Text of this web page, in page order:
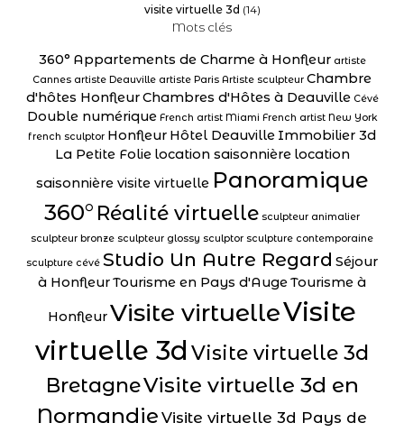
visite virtuelle 3d (14)
Mots clés
360° Appartements de Charme à Honfleur artiste
Cannes artiste Deauville artiste Paris Artiste sculpteur Chambre
d'hôtes HonfleurChambres d'Hôtes à Deauville Cévé
Double numérique French artist Miami French artist New York
french sculptor Honfleur Hôtel Deauville Immobilier 3d
La Petite Folie location saisonnière location
saisonnière visite virtuelle Panoramique
360° Réalité virtuelle sculpteur animalier
sculpteur bronze sculpteur glossy sculptor sculpture contemporaine
sculpture cévé Studio Un Autre Regard Séjour
à HonfleurTourisme en Pays d'AugeTourisme à
HonfleurVisite virtuelleVisite
virtuelle 3d Visite virtuelle 3d
BretagneVisite virtuelle 3d en
Normandie Visite virtuelle 3d Pays de